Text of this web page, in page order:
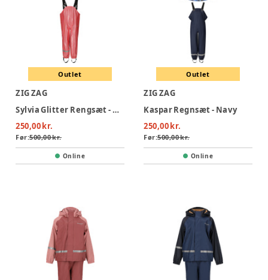
Outlet
ZIG ZAG
Sylvia Glitter Rengsæt - Diva Pink
250,00 kr.
Før:500,00 kr.
Online
Outlet
ZIG ZAG
Kaspar Regnsæt - Navy
250,00 kr.
Før:500,00 kr.
Online